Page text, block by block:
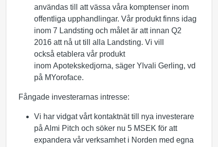
användas till att vässa våra komptenser inom
offentliga upphandlingar. Vår produkt finns idag
inom 7 Landsting och målet är att innan Q2
2016 att nå ut till alla Landsting. Vi vill
också etablera vår produkt
inom Apotekskedjorna, säger Ylvali Gerling, vd
på MYoroface.
Fångade investerarnas intresse:
Vi har vidgat vårt kontaktnät till nya investerare
på Almi Pitch och söker nu 5 MSEK för att
expandera vår verksamhet i Norden med egna